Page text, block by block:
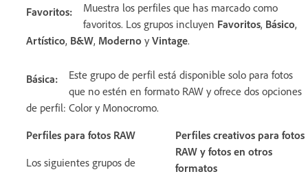
Favoritos:
Muestra los perfiles que has marcado como
favoritos. Los grupos incluyen Favoritos, Básico,
Artístico, B&W, Moderno y Vintage.
Básica:
Este grupo de perfil está disponible solo para fotos
que no estén en formato RAW y ofrece dos opciones
de perfil: Color y Monocromo.
Perfiles para fotos RAW
Los siguientes grupos de
Perfiles creativos para fotos
RAW y fotos en otros
formatos